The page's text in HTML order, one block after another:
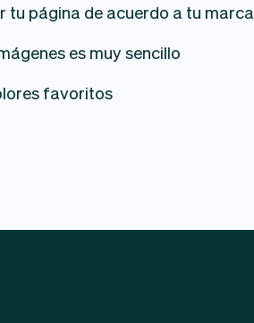
tu página de acuerdo a tu marca
es muy sencillo
favoritos